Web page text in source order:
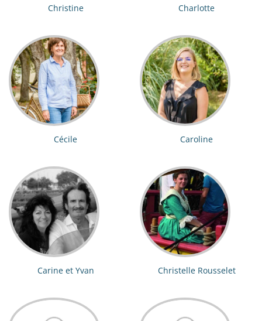
Christine Charlotte
Cécile Caroline
Carine et Yvan Christelle Rousselet